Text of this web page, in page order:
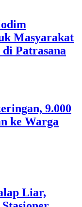
Masyarakat
Patrasana
9.000
ke Warga
Liar,